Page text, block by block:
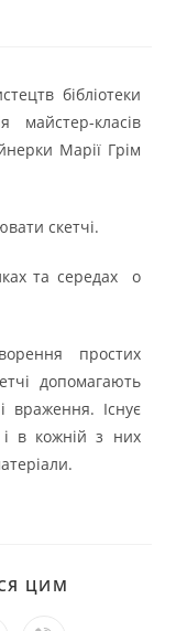
бібліотеки
майстер-класів
Марії Грім
скетчі.
та середах о
простих
допомагають
враження. Існує
і в кожній з них
ЦИМ